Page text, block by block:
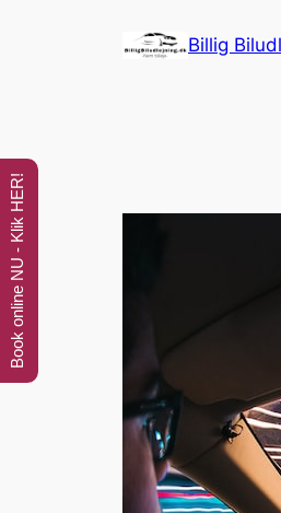
Billig
Book online NU - Klik HER!